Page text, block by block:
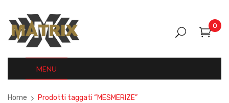
0
MENU
Home Prodotti taggati “MESMERIZE”